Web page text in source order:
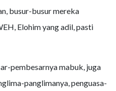
busur-busur mereka
Elohim yang adil, pasti
pembesarnya mabuk, juga
panglimanya, penguasa-